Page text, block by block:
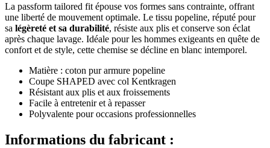
La passform tailored fit épouse vos formes sans contrainte, offrant
une liberté de mouvement optimale. Le tissu popeline, réputé pour
sa légèreté et sa durabilité, résiste aux plis et conserve son éclat
après chaque lavage. Idéale pour les hommes exigeants en quête de
confort et de style, cette chemise se décline en blanc intemporel.
Matière : coton pur armure popeline
Coupe SHAPED avec col Kentkragen
Résistant aux plis et aux froissements
Facile à entretenir et à repasser
Polyvalente pour occasions professionnelles
Informations du fabricant :